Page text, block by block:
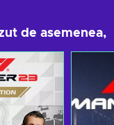
de asemenea,